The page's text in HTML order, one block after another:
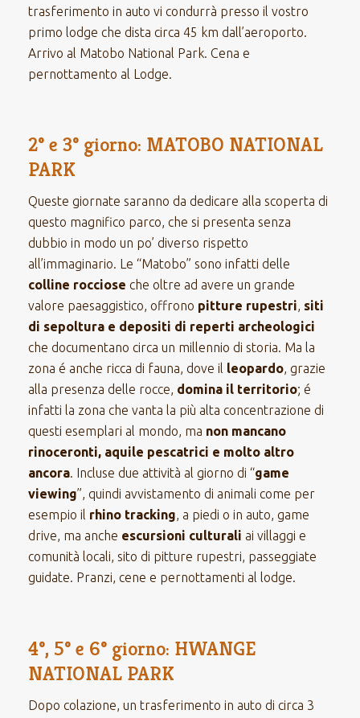
trasferimento in auto vi condurrà presso il vostro
primo lodge che dista circa 45 km dall’aeroporto.
Arrivo al Matobo National Park. Cena e
pernottamento al Lodge.
2° e 3° giorno: MATOBO NATIONAL
PARK
Queste giornate saranno da dedicare alla scoperta di
questo magnifico parco, che si presenta senza
dubbio in modo un po’ diverso rispetto
all’immaginario. Le “Matobo” sono infatti delle
colline rocciose che oltre ad avere un grande
valore paesaggistico, offrono pitture rupestri siti
di sepoltura e depositi di reperti archeologici
che documentano circa un millennio di storia. Ma la
zona é anche ricca di fauna, dove il leopardo , grazie
alla presenza delle rocce, domina il territorio; é
infatti la zona che vanta la più alta concentrazione di
questi esemplari al mondo, ma non mancano
rinoceronti, aquile pescatrici e molto altro
ancora . Incluse due attività al giorno di “game
viewing”, quindi avvistamento di animali come per
esempio il rhino tracking , a piedi o in auto, game
drive, ma anche escursioni culturali ai villaggi e
comunità locali, sito di pitture rupestri, passeggiate
guidate. Pranzi, cene e pernottamenti al lodge.
4°, 5° e 6° giorno: HWANGE
NATIONAL PARK
Dopo colazione, un trasferimento in auto di circa 3